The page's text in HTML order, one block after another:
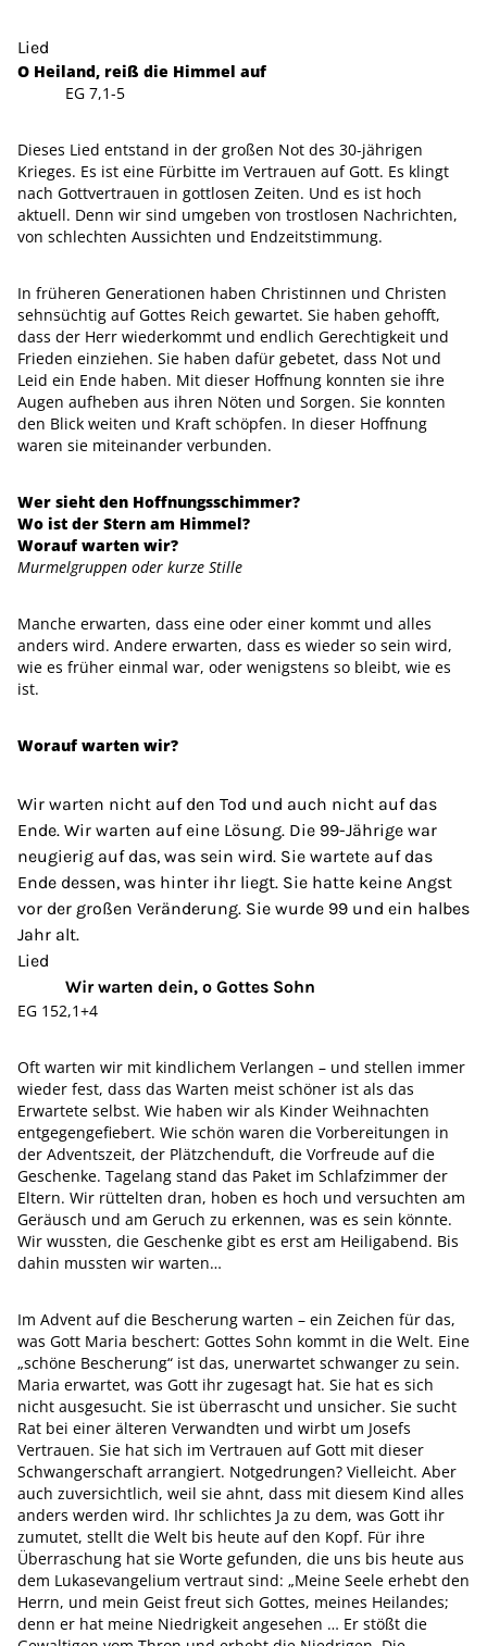
Lied
O Heiland, reiß die Himmel auf
EG 7,1-5
Dieses Lied entstand in der großen Not des 30-jährigen
Krieges. Es ist eine Fürbitte im Vertrauen auf Gott. Es klingt
nach Gottvertrauen in gottlosen Zeiten. Und es ist hoch
aktuell. Denn wir sind umgeben von trostlosen Nachrichten,
von schlechten Aussichten und Endzeitstimmung.
In früheren Generationen haben Christinnen und Christen
sehnsüchtig auf Gottes Reich gewartet. Sie haben gehofft,
dass der Herr wiederkommt und endlich Gerechtigkeit und
Frieden einziehen. Sie haben dafür gebetet, dass Not und
Leid ein Ende haben. Mit dieser Hoffnung konnten sie ihre
Augen aufheben aus ihren Nöten und Sorgen. Sie konnten
den Blick weiten und Kraft schöpfen. In dieser Hoffnung
waren sie miteinander verbunden.
Wer sieht den Hoffnungsschimmer?
Wo ist der Stern am Himmel?
Worauf warten wir?
Murmelgruppen oder kurze Stille
Manche erwarten, dass eine oder einer kommt und alles
anders wird. Andere erwarten, dass es wieder so sein wird,
wie es früher einmal war, oder wenigstens so bleibt, wie es
ist.
Worauf warten wir?
Wir warten nicht auf den Tod und auch nicht auf das
Ende. Wir warten auf eine Lösung. Die 99-Jährige war
neugierig auf das, was sein wird. Sie wartete auf das
Ende dessen, was hinter ihr liegt. Sie hatte keine Angst
vor der großen Veränderung. Sie wurde 99 und ein halbes
Jahr alt.
Lied
Wir warten dein, o Gottes Sohn
EG 152,1+4
Oft warten wir mit kindlichem Verlangen – und stellen immer
wieder fest, dass das Warten meist schöner ist als das
Erwartete selbst. Wie haben wir als Kinder Weihnachten
entgegengefiebert. Wie schön waren die Vorbereitungen in
der Adventszeit, der Plätzchenduft, die Vorfreude auf die
Geschenke. Tagelang stand das Paket im Schlafzimmer der
Eltern. Wir rüttelten dran, hoben es hoch und versuchten am
Geräusch und am Geruch zu erkennen, was es sein könnte.
Wir wussten, die Geschenke gibt es erst am Heiligabend. Bis
dahin mussten wir warten…
Im Advent auf die Bescherung warten – ein Zeichen für das,
was Gott Maria beschert: Gottes Sohn kommt in die Welt. Eine
„schöne Bescherung“ ist das, unerwartet schwanger zu sein.
Maria erwartet, was Gott ihr zugesagt hat. Sie hat es sich
nicht ausgesucht. Sie ist überrascht und unsicher. Sie sucht
Rat bei einer älteren Verwandten und wirbt um Josefs
Vertrauen. Sie hat sich im Vertrauen auf Gott mit dieser
Schwangerschaft arrangiert. Notgedrungen? Vielleicht. Aber
auch zuversichtlich, weil sie ahnt, dass mit diesem Kind alles
anders werden wird. Ihr schlichtes Ja zu dem, was Gott ihr
zumutet, stellt die Welt bis heute auf den Kopf. Für ihre
Überraschung hat sie Worte gefunden, die uns bis heute aus
dem Lukasevangelium vertraut sind: „Meine Seele erhebt den
Herrn, und mein Geist freut sich Gottes, meines Heilandes;
denn er hat meine Niedrigkeit angesehen … Er stößt die